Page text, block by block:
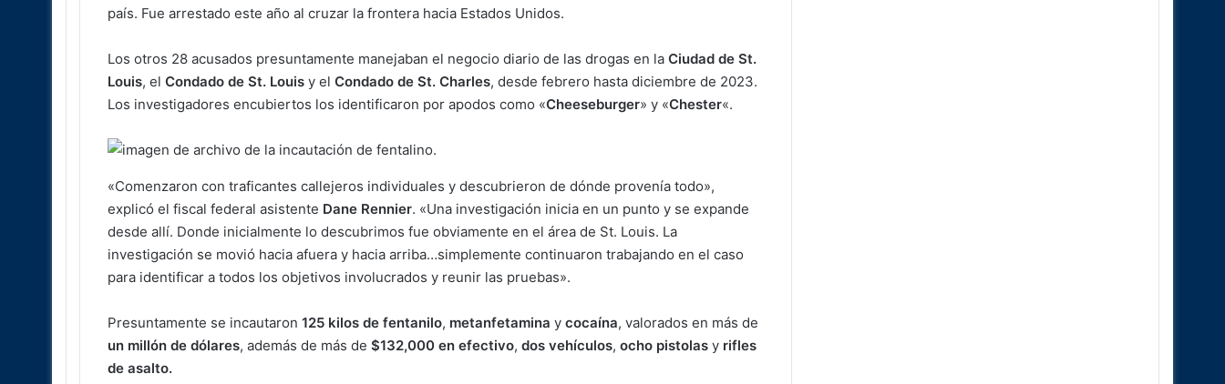
país. Fue arrestado este año al cruzar la frontera hacia Estados Unidos.
Los otros 28 acusados presuntamente manejaban el negocio diario de las drogas en la Ciudad de St.
Louis, el Condado de St. Louis y el Condado de St. Charles, desde febrero hasta diciembre de 2023.
Los investigadores encubiertos los identificaron por apodos como «Cheeseburger» y «Chester«.
«Comenzaron con traficantes callejeros individuales y descubrieron de dónde provenía todo»,
explicó el fiscal federal asistente Dane Rennier. «Una investigación inicia en un punto y se expande
desde allí. Donde inicialmente lo descubrimos fue obviamente en el área de St. Louis. La
investigación se movió hacia afuera y hacia arriba…simplemente continuaron trabajando en el caso
para identificar a todos los objetivos involucrados y reunir las pruebas».
Presuntamente se incautaron 125 kilos de fentanilo, metanfetamina y cocaína, valorados en más de
un millón de dólares, además de más de $132,000 en efectivo, dos vehículos, ocho pistolas y rifles
de asalto.